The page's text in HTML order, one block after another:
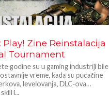
Play! Zine Reinstalacija
Tournament
godine su u gaming industriji bile
vreme, kada su pucačine
levelovanja, DLC-ova…
i...